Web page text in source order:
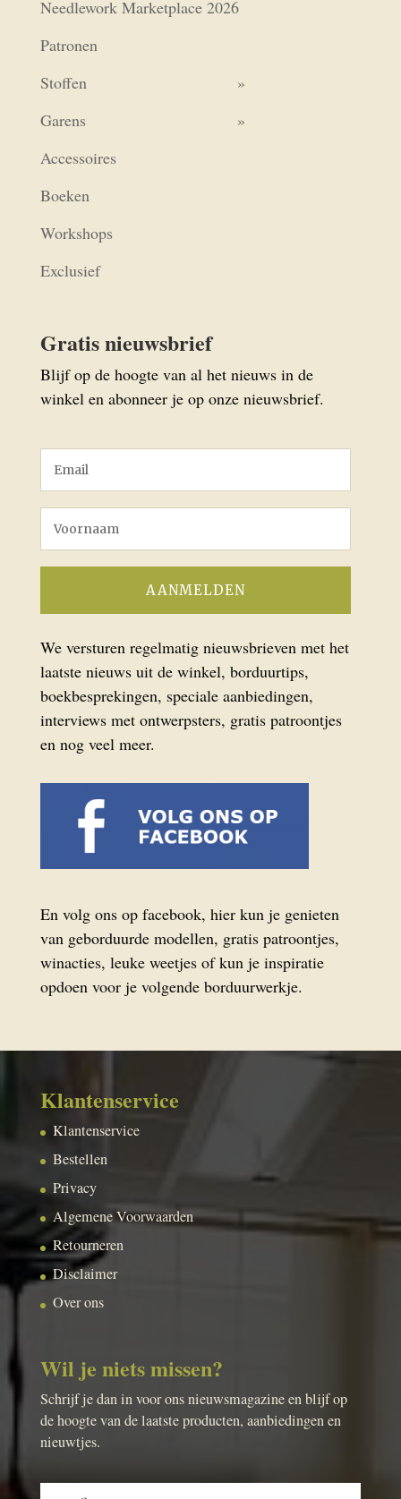
Needlework Marketplace 2026
Patronen
Stoffen
Garens
Accessoires
Boeken
Workshops
Exclusief
Gratis nieuwsbrief
Blijf op de hoogte van al het nieuws in de
winkel en abonneer je op onze nieuwsbrief.
We versturen regelmatig nieuwsbrieven met het
laatste nieuws uit de winkel, borduurtips,
boekbesprekingen, speciale aanbiedingen,
interviews met ontwerpsters, gratis patroontjes
en nog veel meer.
En volg ons op facebook, hier kun je genieten
van geborduurde modellen, gratis patroontjes,
winacties, leuke weetjes of kun je inspiratie
opdoen voor je volgende borduurwerkje.
Klantenservice
Klantenservice
Bestellen
Privacy
Algemene Voorwaarden
Retourneren
Disclaimer
Over ons
Wil je niets missen?
Schrijf je dan in voor ons nieuwsmagazine en blijf op
de hoogte van de laatste producten, aanbiedingen en
nieuwtjes.